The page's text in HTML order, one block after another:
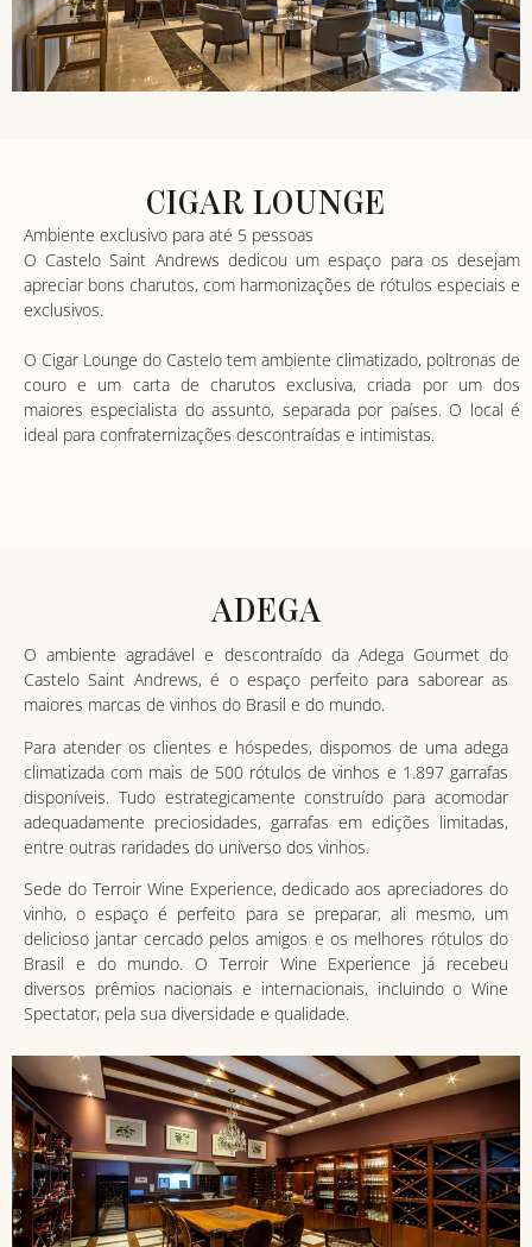
CIGAR LOUNGE
Ambiente exclusivo para até 5 pessoas
O Castelo Saint Andrews dedicou um espaço para os desejam
apreciar bons charutos, com harmonizações de rótulos especiais e
exclusivos.
O Cigar Lounge do Castelo tem ambiente climatizado, poltronas de
couro e um carta de charutos exclusiva, criada por um dos
maiores especialista do assunto, separada por países. O local é
ideal para confraternizações descontraídas e intimistas.
ADEGA
O ambiente agradável e descontraído da Adega Gourmet do
Castelo Saint Andrews, é o espaço perfeito para saborear as
maiores marcas de vinhos do Brasil e do mundo.
Para atender os clientes e hóspedes, dispomos de uma adega
climatizada com mais de 500 rótulos de vinhos e 1.897 garrafas
disponíveis. Tudo estrategicamente construído para acomodar
adequadamente preciosidades, garrafas em edições limitadas,
entre outras raridades do universo dos vinhos.
Sede do Terroir Wine Experience, dedicado aos apreciadores do
vinho, o espaço é perfeito para se preparar, ali mesmo, um
delicioso jantar cercado pelos amigos e os melhores rótulos do
Brasil e do mundo. O Terroir Wine Experience já recebeu
diversos prêmios nacionais e internacionais, incluindo o Wine
Spectator, pela sua diversidade e qualidade.